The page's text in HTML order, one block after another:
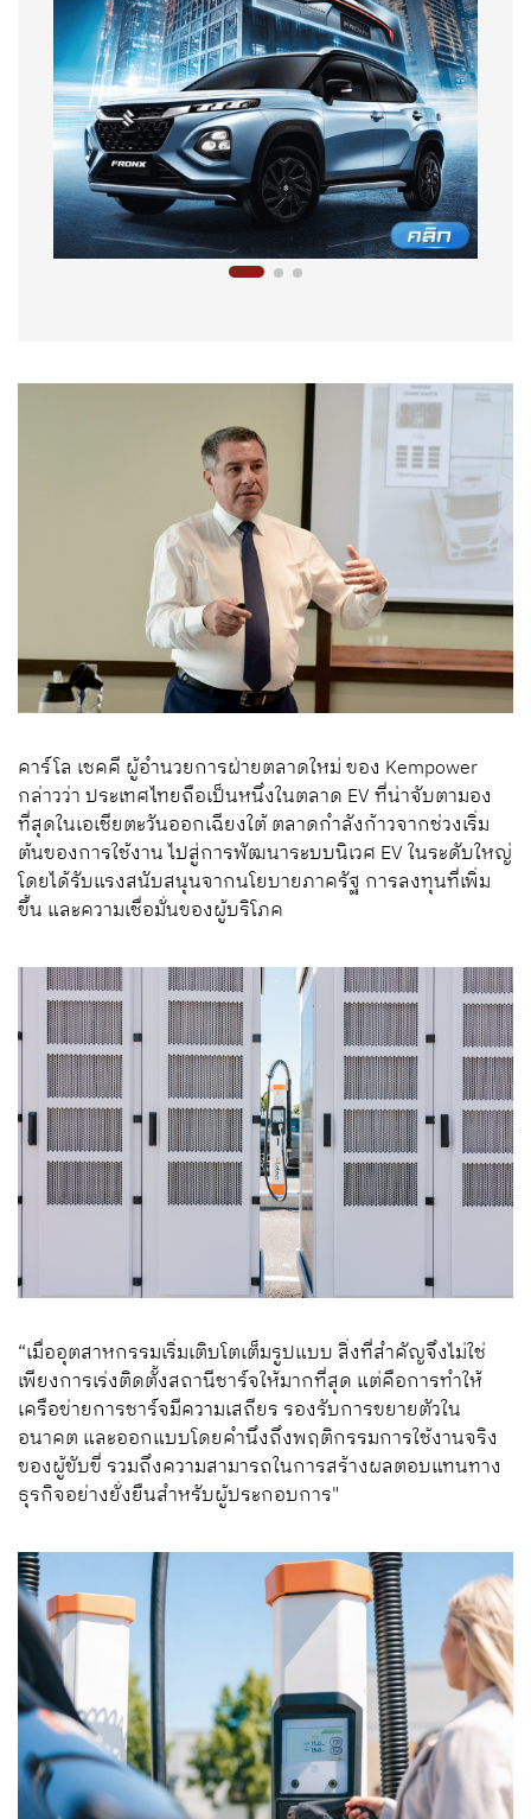
คาร์โล เชคคี ผู้อำนวยการฝ่ายตลาดใหม่ ของ Kempower
กล่าวว่า ประเทศไทยถือเป็นหนึ่งในตลาด EV ที่น่าจับตามอง
ที่สุดในเอเชียตะวันออกเฉียงใต้ ตลาดกำลังก้าวจากช่วงเริ่ม
ต้นของการใช้งาน ไปสู่การพัฒนาระบบนิเวศ EV ในระดับใหญ่
โดยได้รับแรงสนับสนุนจากนโยบายภาครัฐ การลงทุนที่เพิ่ม
ขึ้น และความเชื่อมั่นของผู้บริโภค
“เมื่ออุตสาหกรรมเริ่มเติบโตเต็มรูปแบบ สิ่งที่สำคัญจึงไม่ใช่
เพียงการเร่งติดตั้งสถานีชาร์จให้มากที่สุด แต่คือการทำให้
เครือข่ายการชาร์จมีความเสถียร รองรับการขยายตัวใน
อนาคต และออกแบบโดยคำนึงถึงพฤติกรรมการใช้งานจริง
ของผู้ขับขี่ รวมถึงความสามารถในการสร้างผลตอบแทนทาง
ธุรกิจอย่างยั่งยืนสำหรับผู้ประกอบการ"